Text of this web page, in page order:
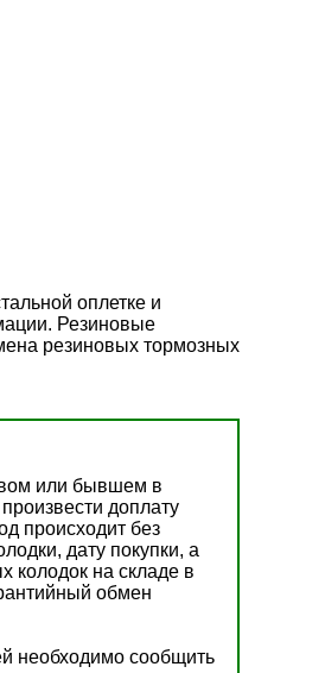
оплетке и
Резиновые
резиновых тормозных
или бывшем в
доплату
происходит без
дату покупки, а
колодок на складе в
обмен
необходимо сообщить